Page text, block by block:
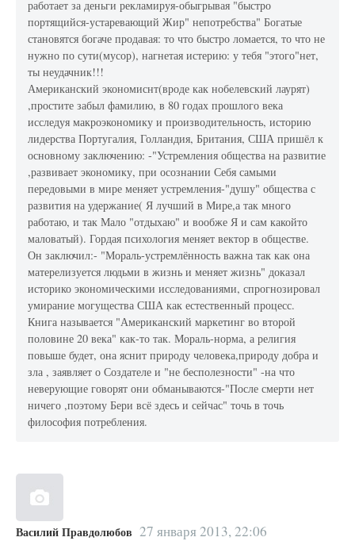
работает за деньги рекламируя-обыгрывая "быстро
портящийся-устаревающий Жир" непотребства" Богатые
становятся богаче продавая: то что быстро ломается, то что не
нужно по сути(мусор), нагнетая истерию: у тебя "этого"нет,
ты неудачник!!!
Американский экономиснт(вроде как нобелевский лаурят)
,простите забыл фамилию, в 80 годах прошлого века
исследуя макроэкономику и производительность, историю
лидерства Португалия, Голландия, Британия, США пришёл к
основному заключению: -"Устремления общества на развитие
,развивает экономику, при осознании Себя самыми
передовыми в мире меняет устремления-"душу" общества с
развития на удержание( Я лучший в Мире,а так много
работаю, и так Мало "отдыхаю" и вообже Я и сам какойто
маловатый). Гордая психология меняет вектор в обществе.
Он заключил:- "Мораль-устремлённость важна так как она
матерелизуется людьми в жизнь и меняет жизнь" доказал
историко экономическими исследованиями, спрогнозировал
умирание могущества США как естественный процесс.
Книга называется "Американский маркетинг во второй
половине 20 века" как-то так. Мораль-норма, а религия
повыше будет, она яснит природу человека,природу добра и
зла , заявляет о Создателе и "не бесполезности" -на что
неверующие говорят они обманываются-"После смерти нет
ничего ,поэтому Бери всё здесь и сейчас" точь в точь
философия потребления.
Василий Правдолюбов 27 января 2013, 22:06